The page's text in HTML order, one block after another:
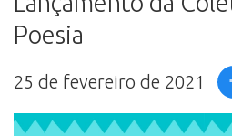
Poesia
25 de fevereiro de 2021